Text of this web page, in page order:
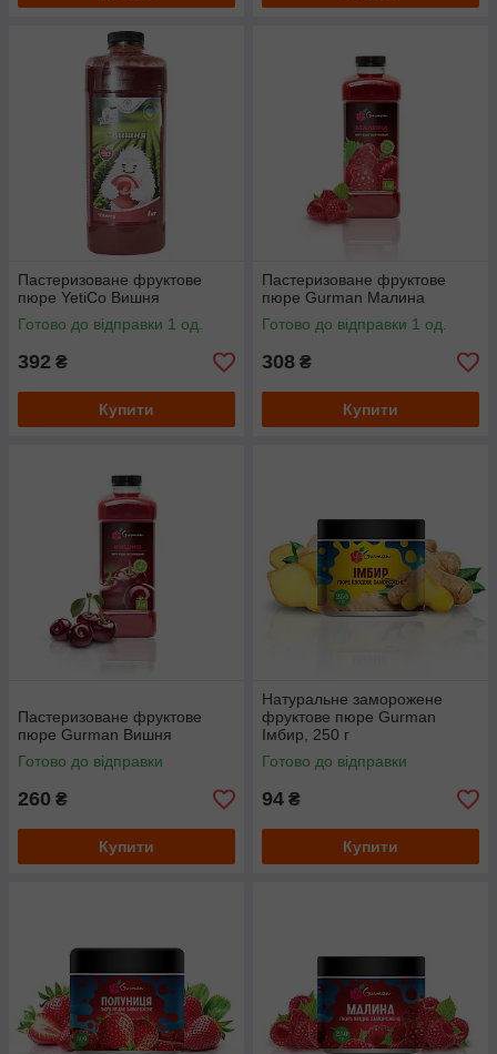
Пастеризоване фруктове
пюре YetiCo Вишня
Готово до відправки 1 од.
392 ₴
Купити
Пастеризоване фруктове
пюре Gurman Малина
Готово до відправки 1 од.
308 ₴
Купити
Пастеризоване фруктове
пюре Gurman Вишня
Готово до відправки
260 ₴
Купити
Натуральне заморожене
фруктове пюре Gurman
Імбир, 250 г
Готово до відправки
94 ₴
Купити